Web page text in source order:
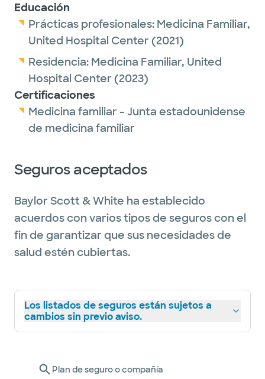
Educación
Prácticas profesionales: Medicina Familiar,
United Hospital Center (2021)
Residencia: Medicina Familiar, United
Hospital Center (2023)
Certificaciones
Medicina familiar - Junta estadounidense
de medicina familiar
Seguros aceptados
Baylor Scott & White ha establecido
acuerdos con varios tipos de seguros con el
fin de garantizar que sus necesidades de
salud estén cubiertas.
Los listados de seguros están sujetos a
cambios sin previo aviso.
Plan de seguro o compañía